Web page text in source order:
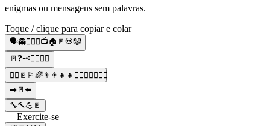
enigmas ou mensagens sem palavras.
Toque / clique para copiar e colar
🗣👻👱🏻‍♀️📺🏠🚪💀🤡
🚪❓🗝🤷‍♀️🤦‍♀️
🚶‍♂️🚪🏳️‍🌈👨‍👨‍👧‍👧👨‍❤️‍👨👨‍❤️‍💋‍👨
➡️🚪⬅️
🔧🔨💪🚪
— Exercite-se